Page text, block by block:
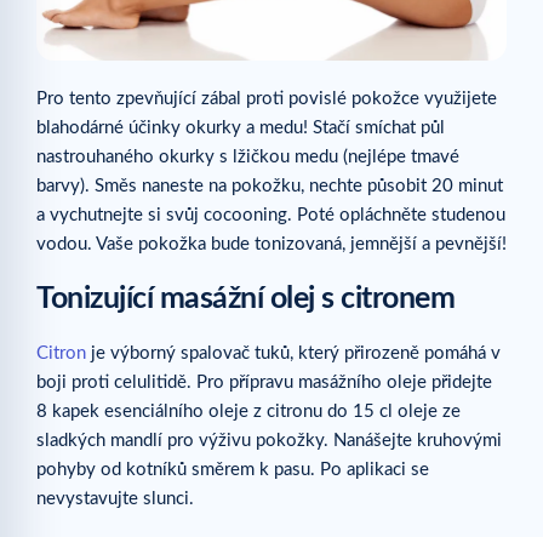
Pro tento zpevňující zábal proti povislé pokožce využijete
blahodárné účinky okurky a medu! Stačí smíchat půl
nastrouhaného okurky s lžičkou medu (nejlépe tmavé
barvy). Směs naneste na pokožku, nechte působit 20 minut
a vychutnejte si svůj cocooning. Poté opláchněte studenou
vodou. Vaše pokožka bude tonizovaná, jemnější a pevnější!
Tonizující masážní olej s citronem
Citron je výborný spalovač tuků, který přirozeně pomáhá v
boji proti celulitidě. Pro přípravu masážního oleje přidejte
8 kapek esenciálního oleje z citronu do 15 cl oleje ze
sladkých mandlí pro výživu pokožky. Nanášejte kruhovými
pohyby od kotníků směrem k pasu. Po aplikaci se
nevystavujte slunci.